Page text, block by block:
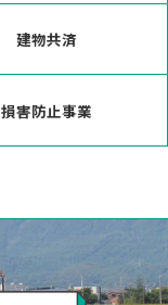
建物共済
損害防止事業